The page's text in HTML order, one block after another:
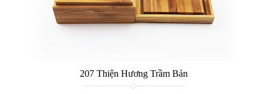
207 Thiện Hương Trầm Bản